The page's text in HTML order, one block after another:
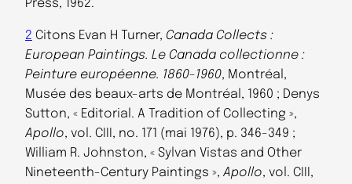
Press, 1962.
2 Citons Evan H Turner, Canada Collects :
European Paintings. Le Canada collectionne :
Peinture européenne. 1860-1960, Montréal,
Musée des beaux-arts de Montréal, 1960 ; Denys
Sutton, « Editorial. A Tradition of Collecting »,
Apollo, vol. CIII, no. 171 (mai 1976), p. 346-349 ;
William R. Johnston, « Sylvan Vistas and Other
Nineteenth-Century Paintings », Apollo, vol. CIII,